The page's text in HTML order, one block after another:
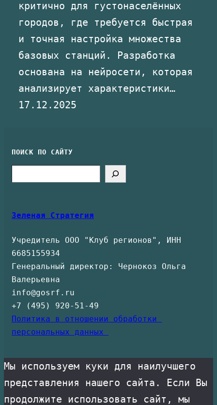
критично для густонаселённых
городов, где требуется быстрая
и точная настройка множества
базовых станций. Разработка
основана на нейросети, которая
анализирует характеристики…
17.12.2025
ПОИСК ПО САЙТУ
Зеленая Стратегия
Учредитель ООО "Клуб регионов", ИНН
6685155934
Генеральный директор: Чернокоз Ольга
Валерьевна
info@gosrf.ru
+7 (495) 920-51-49
Политика в отношении обработки
персональных данных
Мы используем куки для наилучшего
представления нашего сайта. Если Вы
продолжите использовать сайт, мы